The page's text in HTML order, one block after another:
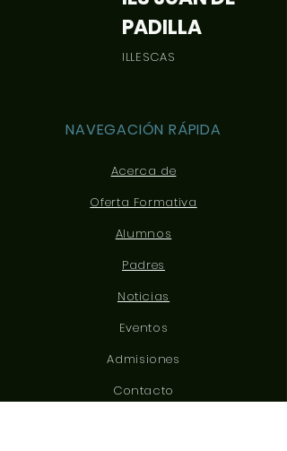
PADILLA
ILLESCAS
NAVEGACIÓN RÁPIDA
Acerca de
Oferta Formativa
Alumnos
Padres
Noticias
Eventos
Admisiones
Contacto